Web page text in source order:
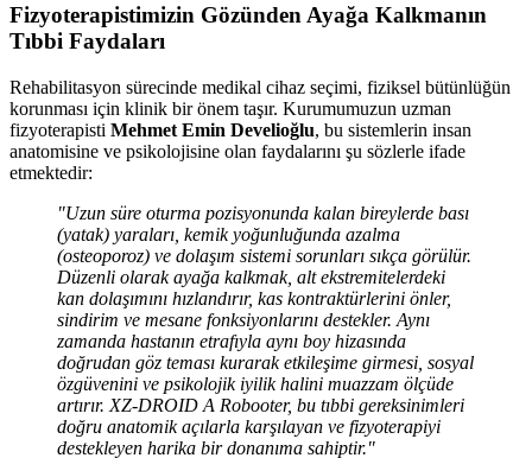
Fizyoterapistimizin Gözünden Ayağa Kalkmanın
Tıbbi Faydaları
Rehabilitasyon sürecinde medikal cihaz seçimi, fiziksel bütünlüğün
korunması için klinik bir önem taşır. Kurumumuzun uzman
fizyoterapisti Mehmet Emin Develioğlu, bu sistemlerin insan
anatomisine ve psikolojisine olan faydalarını şu sözlerle ifade
etmektedir:
"Uzun süre oturma pozisyonunda kalan bireylerde bası
(yatak) yaraları, kemik yoğunluğunda azalma
(osteoporoz) ve dolaşım sistemi sorunları sıkça görülür.
Düzenli olarak ayağa kalkmak, alt ekstremitelerdeki
kan dolaşımını hızlandırır, kas kontraktürlerini önler,
sindirim ve mesane fonksiyonlarını destekler. Aynı
zamanda hastanın etrafıyla aynı boy hizasında
doğrudan göz teması kurarak etkileşime girmesi, sosyal
özgüvenini ve psikolojik iyilik halini muazzam ölçüde
artırır. XZ-DROID A Robooter, bu tıbbi gereksinimleri
doğru anatomik açılarla karşılayan ve fizyoterapiyi
destekleyen harika bir donanıma sahiptir."